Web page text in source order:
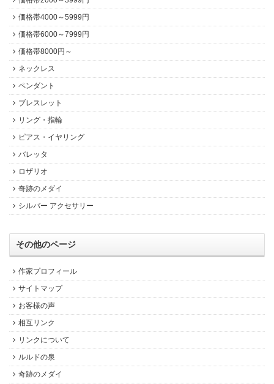
価格帯4000～5999円
価格帯6000～7999円
価格帯8000円～
ネックレス
ペンダント
ブレスレット
リング・指輪
ピアス・イヤリング
バレッタ
ロザリオ
奇跡のメダイ
シルバー アクセサリー
その他のページ
作家プロフィール
サイトマップ
お客様の声
相互リンク
リンクについて
ルルドの泉
奇跡のメダイ